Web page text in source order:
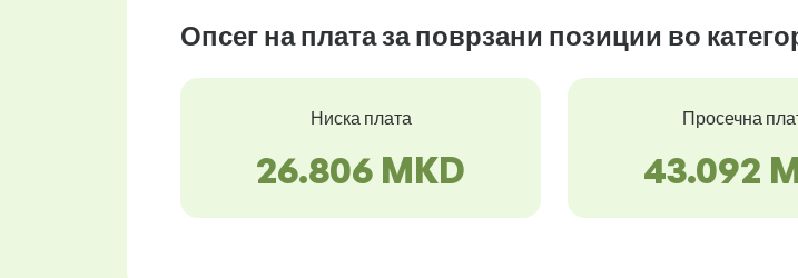
Опсег на плата за поврзани позиции во
Ниска плата
26.806 MKD
Просечна
43.092